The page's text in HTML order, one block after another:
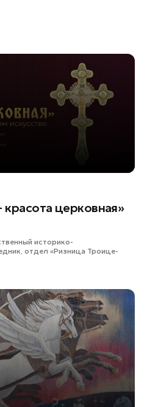
красота церковная»
историко-
отдел «Ризница Троице-